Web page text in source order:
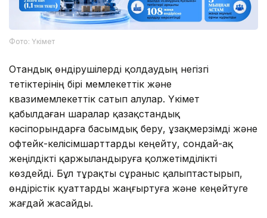
Фото: Үкімет
Отандық өндірушілерді қолдаудың негізгі
тетіктерінің бірі мемлекеттік және
квазимемлекеттік сатып алулар. Үкімет
қабылдаған шаралар қазақстандық
кәсіпорындарға басымдық беру, ұзақмерзімді және
офтейк-келісімшарттарды кеңейту, сондай-ақ
жеңілдікті қаржыландыруға қолжетімділікті
көздейді. Бұл тұрақты сұраныс қалыптастырып,
өндірістік қуаттарды жаңғыртуға және кеңейтуге
жағдай жасайды.